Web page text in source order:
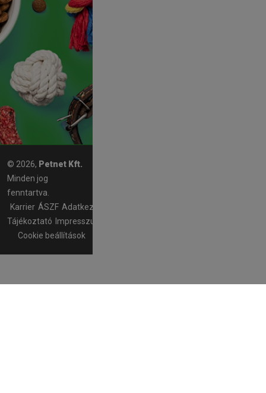
© 2026, Petnet Kft.
Minden jog
fenntartva.
Karrier ÁSZF Adatkezelési
Tájékoztató
Impresszum
Cookie beállítások